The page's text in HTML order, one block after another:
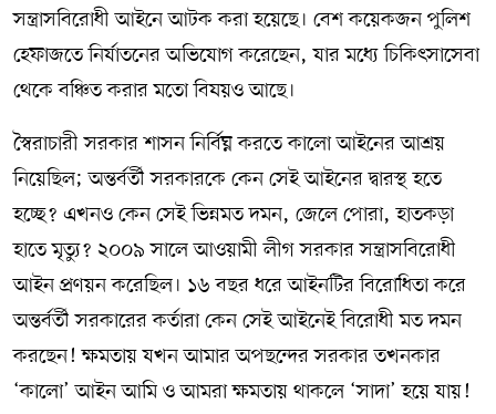
সন্ত্রাসবিরোধী আইনে আটক করা হয়েছে। বেশ কয়েকজন পুলিশ
হেফাজতে নির্যাতনের অভিযোগ করেছেন, যার মধ্যে চিকিৎসাসেবা
থেকে বঞ্চিত করার মতো বিষয়ও আছে।
স্বৈরাচারী সরকার শাসন নির্বিঘ্ন করতে কালো আইনের আশ্রয়
নিয়েছিল; অন্তর্বর্তী সরকারকে কেন সেই আইনের দ্বারস্থ হতে
হচ্ছে? এখনও কেন সেই ভিন্নমত দমন, জেলে পোরা, হাতকড়া
হাতে মৃত্যু? ২০০৯ সালে আওয়ামী লীগ সরকার সন্ত্রাসবিরোধী
আইন প্রণয়ন করেছিল। ১৬ বছর ধরে আইনটির বিরোধিতা করে
অন্তর্বর্তী সরকারের কর্তারা কেন সেই আইনেই বিরোধী মত দমন
করছেন! ক্ষমতায় যখন আমার অপছন্দের সরকার তখনকার
‘কালো’ আইন আমি ও আমরা ক্ষমতায় থাকলে ‘সাদা’ হয়ে যায়!